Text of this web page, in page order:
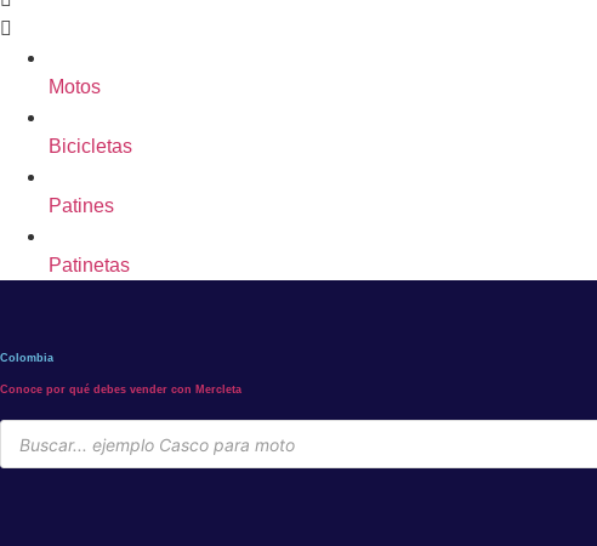
Motos
Bicicletas
Patines
Patinetas
Colombia
Conoce por qué debes vender con Mercleta
Búsqueda
de
productos